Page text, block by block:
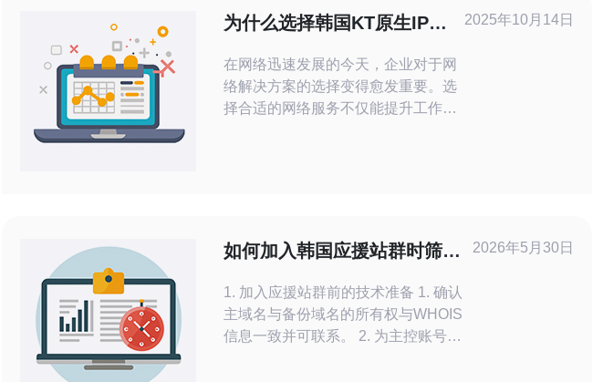
为什么选择韩国KT原生IP作
在网络迅速发展的今天，企业对于网
络解决方案的选择变得愈发重要。选
择合适的网络服务不仅能提升工作效
靠性等方面的优势。 韩国KT原生IP
是什么？ 韩国KT原生IP是由韩国电
信公司K
2025年10月14日
如何加入韩国应援站群时筛选
1. 加入应援站群前的技术准备 1. 确认
主域名与备份域名的所有权与WHOIS
信息一致并可联系。 2. 为主控账号开
2026年5月30日